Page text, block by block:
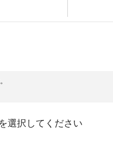
選択してください